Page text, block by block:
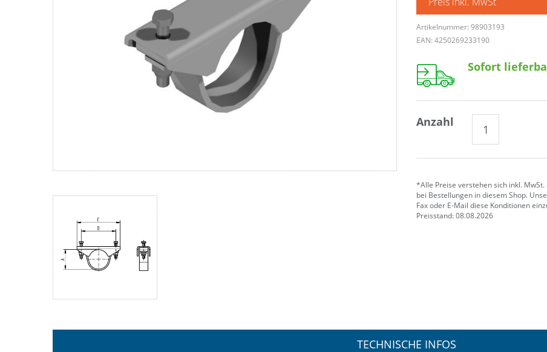
Artikelnummer: 98903193
EAN: 4250269233190
Sofort
Anzahl
*Alle Preise verstehen sich inkl.
bei Bestellungen in diesem Shop.
Fax oder E-Mail diese Konditionen
Preisstand: 08.08.2026
TECHNISCHE INFOS